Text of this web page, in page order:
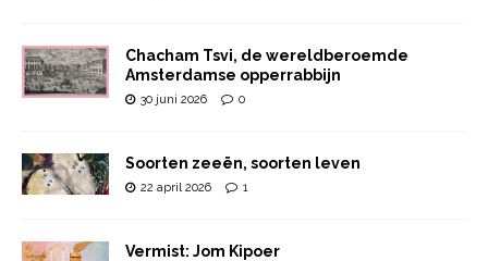
Chacham Tsvi, de wereldberoemde
Amsterdamse opperrabbijn
30 juni 2026 0
Soorten zeeën, soorten leven
22 april 2026 1
Vermist: Jom Kipoer